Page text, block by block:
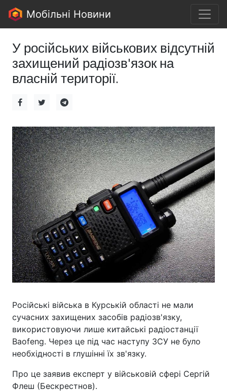
Мобільні Новини
У російських військових відсутній
захищений радіозв'язок на
власній території.
Російські війська в Курській області не мали
сучасних захищених засобів радіозв'язку,
використовуючи лише китайські радіостанції
Baofeng. Через це під час наступу ЗСУ не було
необхідності в глушінні їх зв'язку.
Про це заявив експерт у військовій сфері Сергій
Флеш (Бескрестнов).